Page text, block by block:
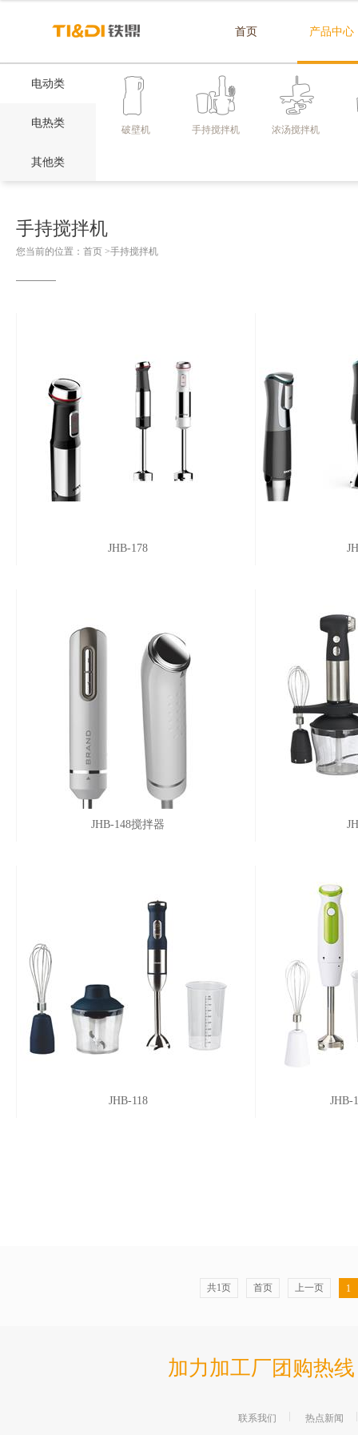
首页 产品中心
电动类
电热类
其他类
破壁机 手持搅拌机 浓汤搅拌机
手持搅拌机
您当前的位置： 首页 >手持搅拌机
JHB-178
JHB-148搅拌器
JHB-118 JHB-
共1页 首页 上一页 1
加力加工厂团购热线
联系我们
热点新闻